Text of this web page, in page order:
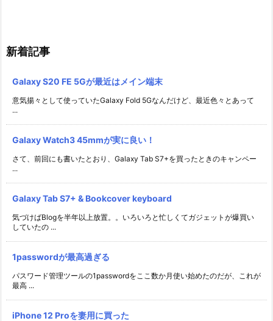
新着記事
Galaxy S20 FE 5Gが最近はメイン端末
意気揚々として使っていたGalaxy Fold 5Gなんだけど、最近色々とあって
...
Galaxy Watch3 45mmが実に良い！
さて、前回にも書いたとおり、Galaxy Tab S7+を買ったときのキャンペー
...
Galaxy Tab S7+ & Bookcover keyboard
気づけばBlogを半年以上放置。。いろいろと忙しくてガジェットが爆買い
していたの ...
1passwordが最高過ぎる
パスワード管理ツールの1passwordをここ数か月使い始めたのだが、これが
最高 ...
iPhone 12 Proを妻用に買った